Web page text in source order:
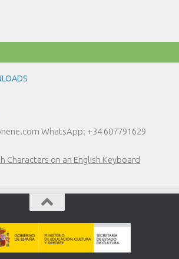
WhatsApp: +34 607791629
Characters on an English Keyboard